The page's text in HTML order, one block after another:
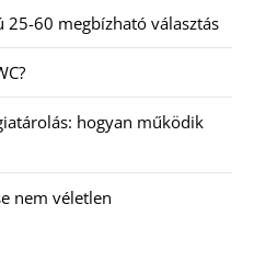
60 megbízható választás
hogyan működik
nem véletlen